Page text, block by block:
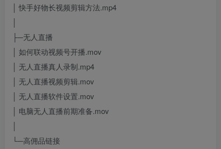
│ 快手好物长视频剪辑方法.mp4
├─无人直播
│ 如何联动视频号开播.mov
│ 无人直播真人录制.mp4
│ 无人直播视频剪辑.mov
│ 无人直播软件设置.mov
│ 电脑无人直播前期准备.mov
└─高佣品链接